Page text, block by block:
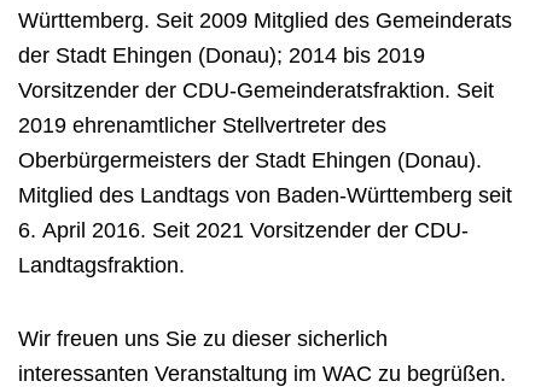
Württemberg. Seit 2009 Mitglied des Gemeinderats
der Stadt Ehingen (Donau); 2014 bis 2019
Vorsitzender der CDU-Gemeinderatsfraktion. Seit
2019 ehrenamtlicher Stellvertreter des
Oberbürgermeisters der Stadt Ehingen (Donau).
Mitglied des Landtags von Baden-Württemberg seit
6. April 2016. Seit 2021 Vorsitzender der CDU-
Landtagsfraktion.
Wir freuen uns Sie zu dieser sicherlich
interessanten Veranstaltung im WAC zu begrüßen.